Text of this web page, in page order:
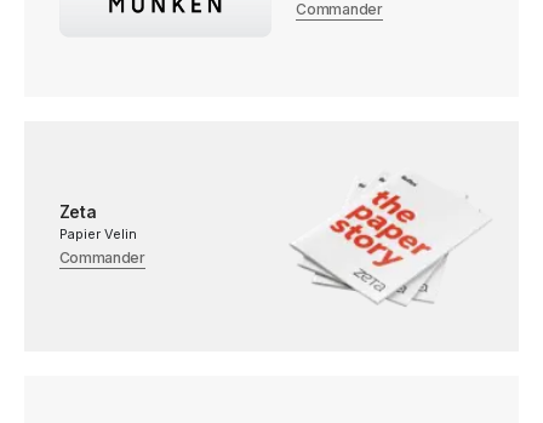
Commander
Zeta
Papier Velin
Commander